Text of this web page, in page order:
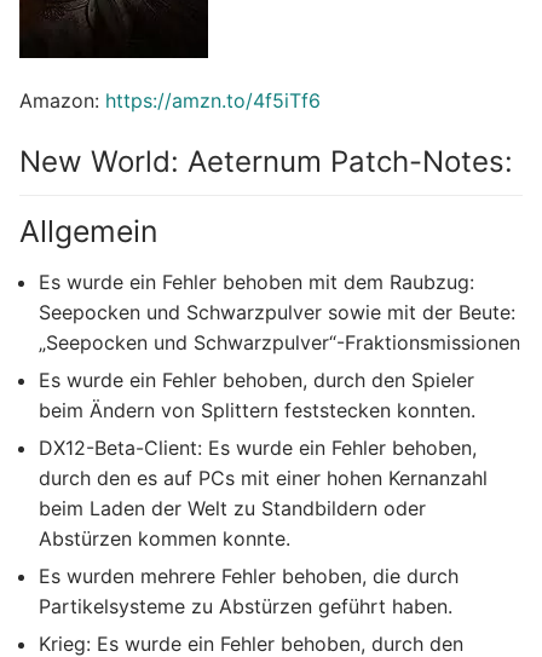
Amazon: https://amzn.to/4f5iTf6
New World: Aeternum Patch-Notes:
Allgemein
Es wurde ein Fehler behoben mit dem Raubzug:
Seepocken und Schwarzpulver sowie mit der Beute:
„Seepocken und Schwarzpulver“-Fraktionsmissionen
Es wurde ein Fehler behoben, durch den Spieler
beim Ändern von Splittern feststecken konnten.
DX12-Beta-Client: Es wurde ein Fehler behoben,
durch den es auf PCs mit einer hohen Kernanzahl
beim Laden der Welt zu Standbildern oder
Abstürzen kommen konnte.
Es wurden mehrere Fehler behoben, die durch
Partikelsysteme zu Abstürzen geführt haben.
Krieg: Es wurde ein Fehler behoben, durch den